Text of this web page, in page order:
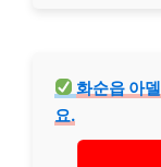
화순읍 아
요.